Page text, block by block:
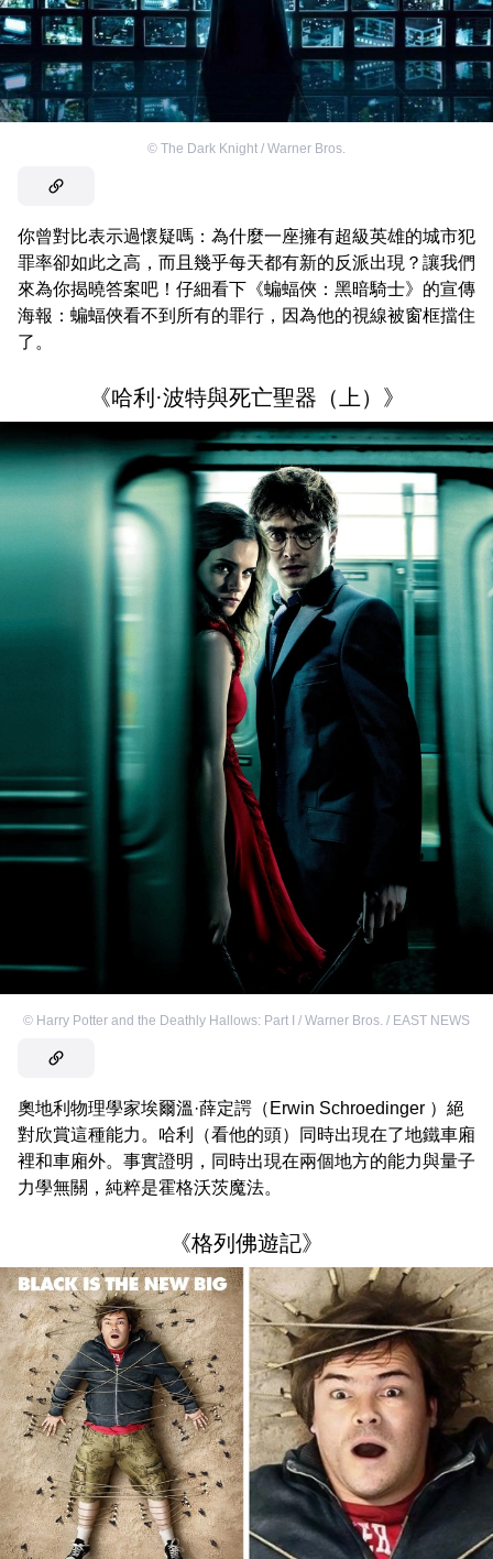
© The Dark Knight / Warner Bros.
你曾對比表示過懷疑嗎：為什麼一座擁有超級英雄的城市犯
罪率卻如此之高，而且幾乎每天都有新的反派出現？讓我們
來為你揭曉答案吧！仔細看下《蝙蝠俠：黑暗騎士》的宣傳
海報：蝙蝠俠看不到所有的罪行，因為他的視線被窗框擋住
了。
《哈利·波特與死亡聖器（上）》
© Harry Potter and the Deathly Hallows: Part I / Warner Bros. / EAST NEWS
奧地利物理學家埃爾溫·薛定諤（Erwin Schroedinger ）絕
對欣賞這種能力。哈利（看他的頭）同時出現在了地鐵車廂
裡和車廂外。事實證明，同時出現在兩個地方的能力與量子
力學無關，純粹是霍格沃茨魔法。
《格列佛遊記》